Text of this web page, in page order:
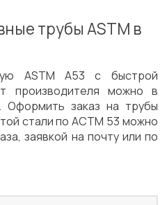
трубы ASTM в
ASTM A53 с быстрой
производителя можно в
Оформить заказ на трубы
стали по АСТМ 53 можно
заявкой на почту или по